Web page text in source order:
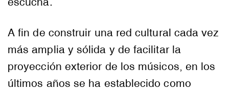
A fin de construir una red cultural cada vez
más amplia y sólida y de facilitar la
proyección exterior de los músicos, en los
últimos años se ha establecido como